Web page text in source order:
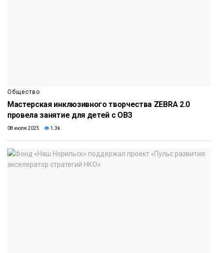
Общество
Мастерская инклюзивного творчества ZEBRA 2.0
провела занятие для детей с ОВЗ
08 июля 2025 1.3k